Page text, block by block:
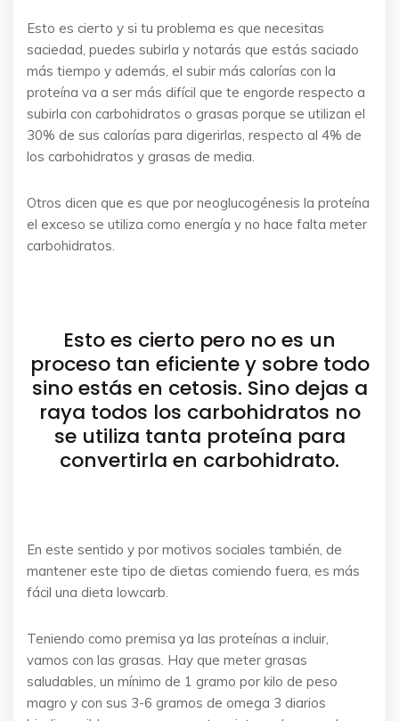
Esto es cierto y si tu problema es que necesitas
saciedad, puedes subirla y notarás que estás saciado
más tiempo y además, el subir más calorías con la
proteína va a ser más difícil que te engorde respecto a
subirla con carbohidratos o grasas porque se utilizan el
30% de sus calorías para digerirlas, respecto al 4% de
los carbohidratos y grasas de media.
Otros dicen que es que por neoglucogénesis la proteína
el exceso se utiliza como energía y no hace falta meter
carbohidratos.
Esto es cierto pero no es un
proceso tan eficiente y sobre todo
sino estás en cetosis. Sino dejas a
raya todos los carbohidratos no
se utiliza tanta proteína para
convertirla en carbohidrato.
En este sentido y por motivos sociales también, de
mantener este tipo de dietas comiendo fuera, es más
fácil una dieta lowcarb.
Teniendo como premisa ya las proteínas a incluir,
vamos con las grasas. Hay que meter grasas
saludables, un mínimo de 1 gramo por kilo de peso
magro y con sus 3-6 gramos de omega 3 diarios